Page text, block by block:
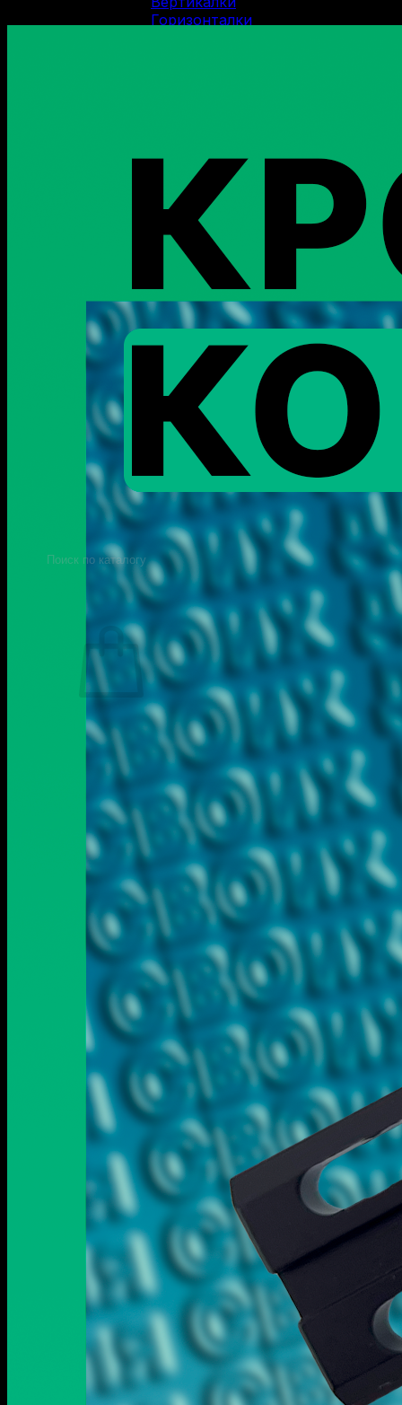
Горизонталки
Карабины 223 Rem
Карабины 30-06 SPR
Карабины 300 WM
Карабины 308 WIN
Карабины 7.62/39
Карабины 7.62/54R
Карабины 9.3/62
ОООП и газовое оружие
Пистолеты 10/28
Пистолеты 45 Rubber
Пистолеты 9 Р.А.
Пистолеты Grand Power
Пистолеты Streamer
Пистолеты Гроза
Пистолеты Макарова
Пистолеты ИЖ-79 (МР-79)
Пистолеты МР-80
Патроны
Патроны для гладкоствольного
оружия
Патроны для нарезного оружия
Патроны для ОООП
Поиск
Корзина пуста.
Вернуться в магазин